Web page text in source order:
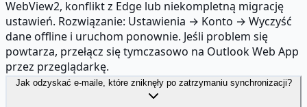
WebView2, konflikt z Edge lub niekompletną migrację
ustawień. Rozwiązanie: Ustawienia → Konto → Wyczyść
dane offline i uruchom ponownie. Jeśli problem się
powtarza, przełącz się tymczasowo na Outlook Web App
przez przeglądarkę.
Jak odzyskać e-maile, które zniknęły po zatrzymaniu synchronizacji?